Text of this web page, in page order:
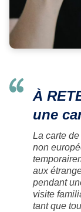
À
une
La carte
non
aux
pendant
visite
tant que